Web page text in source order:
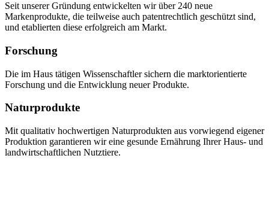
Seit unserer Gründung entwickelten wir über 240 neue
Markenprodukte, die teilweise auch patentrechtlich geschützt sind,
und etablierten diese erfolgreich am Markt.
Forschung
Die im Haus tätigen Wissenschaftler sichern die marktorientierte
Forschung und die Entwicklung neuer Produkte.
Naturprodukte
Mit qualitativ hochwertigen Naturprodukten aus vorwiegend eigener
Produktion garantieren wir eine gesunde Ernährung Ihrer Haus- und
landwirtschaftlichen Nutztiere.